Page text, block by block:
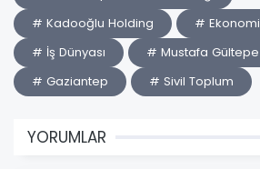
# Kadooğlu Holding
# Ekonomi
# İş Dünyası
# Mustafa Gültepe
# Gaziantep
# Sivil Toplum
YORUMLAR